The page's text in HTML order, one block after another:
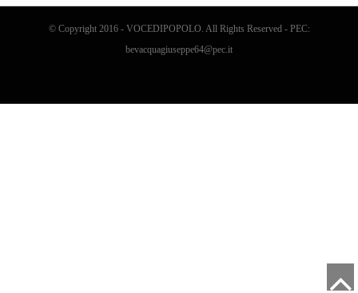
© Copyright 2016 - VOCEDIPOPOLO. All Rights Reserved - PEC:
bevacquagiuseppe64@pec.it